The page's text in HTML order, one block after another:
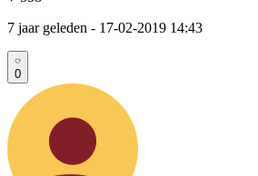
7 jaar geleden - 17-02-2019 14:43
0